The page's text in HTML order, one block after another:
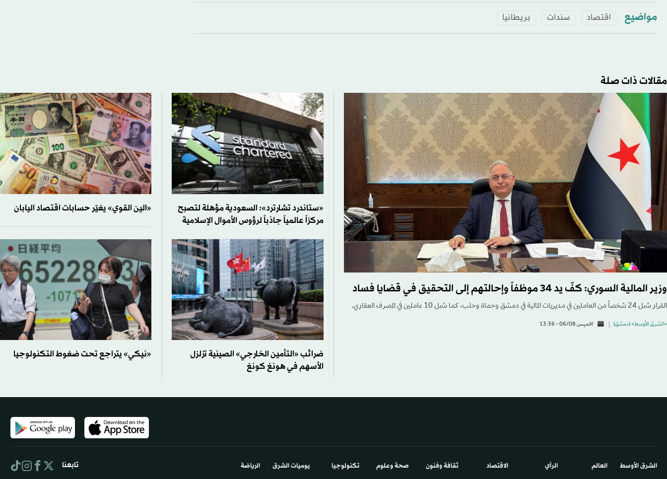
مواضيع اقتصاد سندات بريطانيا
مقالات ذات صلة
وزير المالية السوري: كفّ يد 34 موظفاً وإحالتهم إلى التحقيق في قضايا فساد
القرار شمل 24 شخصاً من العاملين في مديريات المالية في دمشق وحماة وحلب، كما شمل 10 عاملين في المصرف العقاري.
«الشرق الأوسط» (دمشق) الخميس 06/08 - 13:36
«ستاندرد تشارترد»: السعودية مؤهلة لتصبح
مركزاً عالمياً جاذباً لرؤوس الأموال الإسلامية
«الين القوي» يغيّر حسابات اقتصاد اليابان
ضرائب «التأمين الخارجي» الصينية تزلزل
الأسهم في هونغ كونغ
«نيكي» يتراجع تحت ضغوط التكنولوجيا
الشرق الأوسط​ العالم الرأي الاقتصاد ثقافة وفنون صحة وعلوم تكنولوجيا يوميات الشرق​ الرياضة تابعنا